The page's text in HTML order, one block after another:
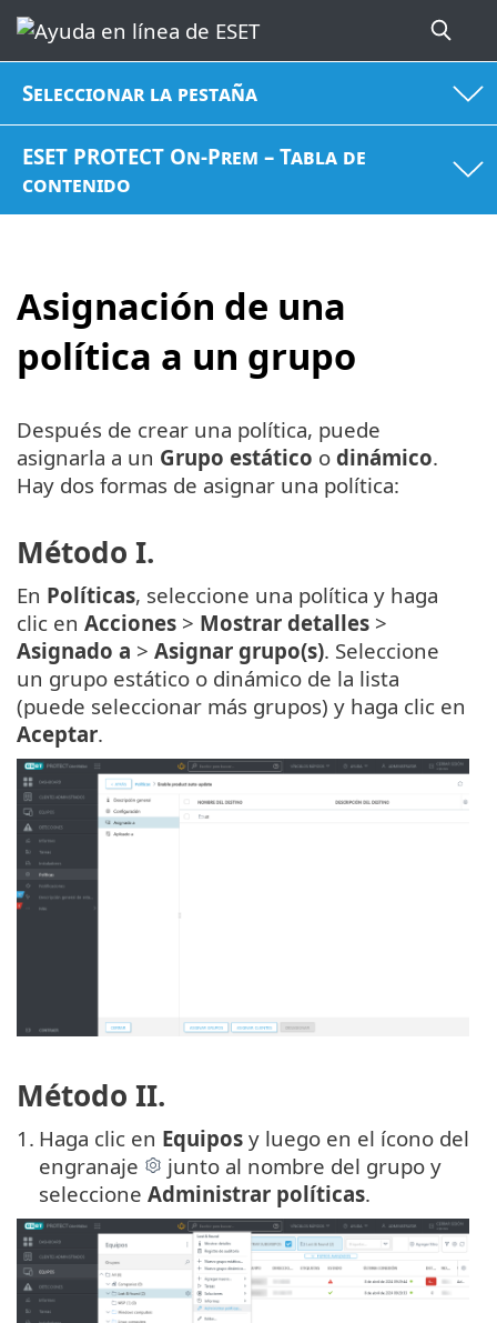
Seleccionar la pestaña
ESET PROTECT On-Prem – Tabla de
contenido
Asignación de una
política a un grupo
Después de crear una política, puede
asignarla a un Grupo estático o dinámico.
Hay dos formas de asignar una política:
Método I.
En Políticas, seleccione una política y haga
clic en Acciones > Mostrar detalles >
Asignado a > Asignar grupo(s). Seleccione
un grupo estático o dinámico de la lista
(puede seleccionar más grupos) y haga clic en
Aceptar.
Método II.
1. Haga clic en Equipos y luego en el ícono del
engranaje
junto al nombre del grupo y
seleccione Administrar políticas.